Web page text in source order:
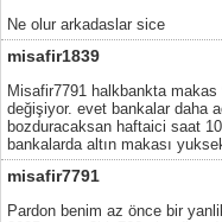
Ne olur arkadaslar sice
misafir1839
Misafir7791 halkbankta
değişiyor. evet bankalar daha
bozduracaksan haftaici saat
bankalarda altın makası
misafir7791
Pardon benim az önce bir